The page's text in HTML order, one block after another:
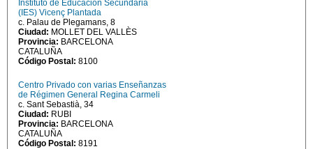
Instituto de Educación Secundaria
(IES) Vicenç Plantada
c. Palau de Plegamans, 8
Ciudad: MOLLET DEL VALLÈS
Provincia: BARCELONA
CATALUÑA
Código Postal: 8100
Centro Privado con varias Enseñanzas
de Régimen General Regina Carmeli
c. Sant Sebastià, 34
Ciudad: RUBI
Provincia: BARCELONA
CATALUÑA
Código Postal: 8191